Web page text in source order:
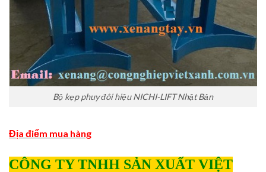
Bộ kẹp phuy đôi hiệu NICHI-LIFT Nhật Bản
Địa điểm mua hàng
CÔNG TY TNHH SẢN XUẤT VIỆT